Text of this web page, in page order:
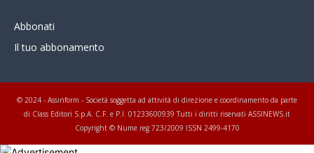
Abbonati
Il tuo abbonamento
© 2024 - Assinform - Società soggetta ad attività di direzione e coordinamento da parte
di Class Editori S.p.A. C.F. e P.I. 01233600939 Tutti i diritti riservati ASSINEWS.it
Copyright © Nume reg 723/2009 ISSN 2499-4170